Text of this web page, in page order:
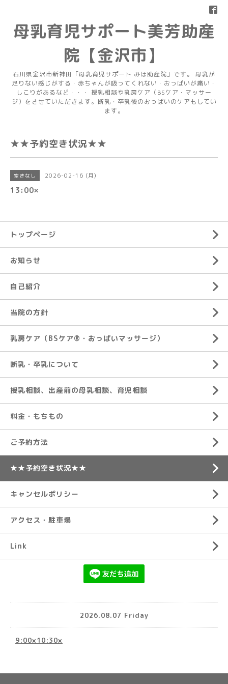
母乳育児サポート美芳助産
院【金沢市】
石川県金沢市新神田「母乳育児サポート みほ助産院」です。 母乳が
足りない感じがする・赤ちゃんが吸ってくれない・おっぱいが痛い・
しこりがあるなど・・・ 授乳相談や乳房ケア（BSケア・マッサー
ジ）をさせていただきます。断乳・卒乳後のおっぱいのケアもしてい
ます。
★★予約空き状況★★
空きなし 2026-02-16 (月)
13:00×
トップページ
お知らせ
自己紹介
当院の方針
乳房ケア（BSケア®︎・おっぱいマッサージ）
断乳・卒乳について
授乳相談、出産前の母乳相談、育児相談
料金・もちもの
ご予約方法
★★予約空き状況★★
キャンセルポリシー
アクセス・駐車場
Link
2026.08.07 Friday
9:00×10:30×